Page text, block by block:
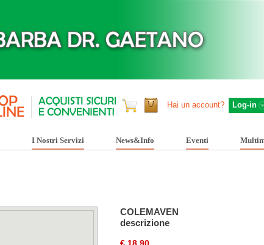
Hai un account? Log-in
I Nostri Servizi News&Info Eventi
COLEMAVEN
descrizione